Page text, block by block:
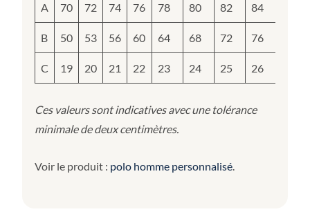
A 70 72 74 76 78 80 82 84
B 50 53 56 60 64 68 72 76
C 19 20 21 22 23 24 25 26
Ces valeurs sont indicatives avec une tolérance
minimale de deux centimètres.
Voir le produit : polo homme personnalisé